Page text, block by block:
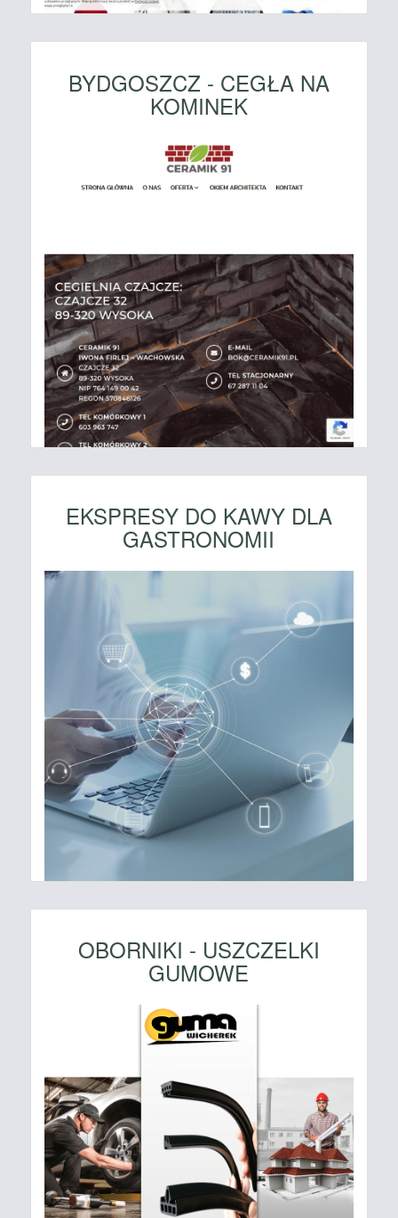
BYDGOSZCZ - CEGŁA NA
KOMINEK
EKSPRESY DO KAWY DLA
GASTRONOMII
OBORNIKI - USZCZELKI
GUMOWE